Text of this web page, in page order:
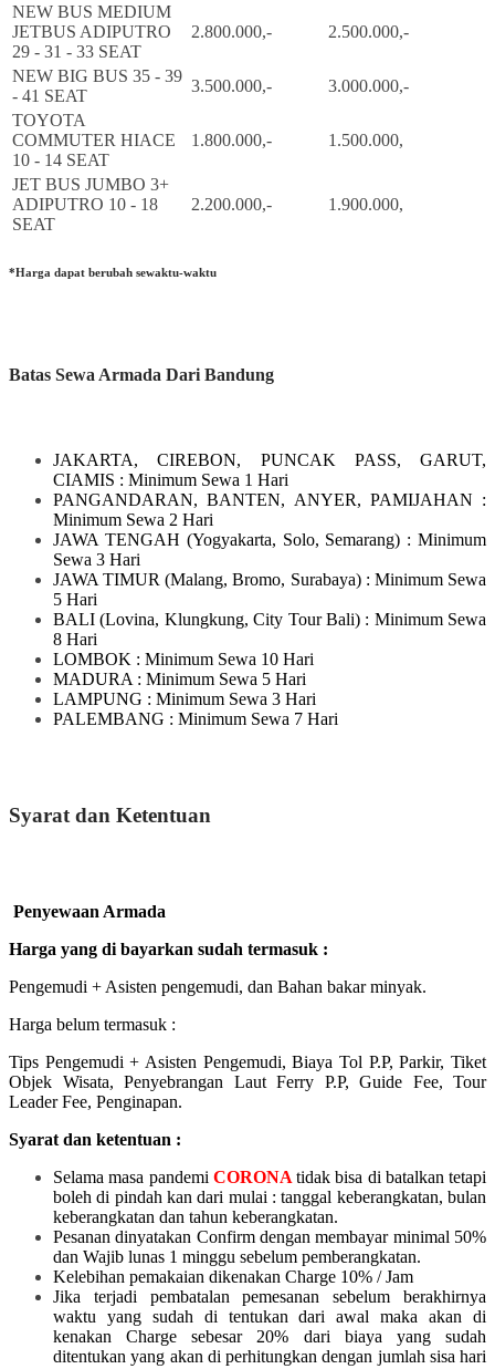
NEW BUS MEDIUM
JETBUS ADIPUTRO
29 - 31 - 33 SEAT
2.800.000,- 2.500.000,-
NEW BIG BUS 35 - 39
- 41 SEAT
3.500.000,-
3.000.000,-
TOYOTA
COMMUTER HIACE
10 - 14 SEAT
1.800.000,- 1.500.000,
JET BUS JUMBO 3+
ADIPUTRO 10 - 18
SEAT
2.200.000,- 1.900.000,
*Harga dapat berubah sewaktu-waktu
Batas Sewa Armada Dari Bandung
JAKARTA, CIREBON, PUNCAK PASS, GARUT,
CIAMIS : Minimum Sewa 1 Hari
PANGANDARAN, BANTEN, ANYER, PAMIJAHAN :
Minimum Sewa 2 Hari
JAWA TENGAH (Yogyakarta, Solo, Semarang) : Minimum
Sewa 3 Hari
JAWA TIMUR(Malang, Bromo, Surabaya) : Minimum Sewa
5 Hari
BALI (Lovina, Klungkung, City Tour Bali) : Minimum Sewa
8 Hari
LOMBOK : Minimum Sewa 10 Hari
MADURA : Minimum Sewa 5 Hari
LAMPUNG : Minimum Sewa 3 Hari
PALEMBANG : Minimum Sewa 7 Hari
Syarat dan Ketentuan
Penyewaan Armada
Harga yang di bayarkan sudah termasuk :
Pengemudi + Asisten pengemudi, dan Bahan bakar minyak.
Harga belum termasuk :
Tips Pengemudi + Asisten Pengemudi, Biaya Tol P.P, Parkir, Tiket
Objek Wisata, Penyebrangan Laut Ferry P.P, Guide Fee, Tour
Leader Fee, Penginapan.
Syarat dan ketentuan :
Selama masa pandemi CORONA tidak bisa di batalkan tetapi
boleh di pindah kan dari mulai :tanggal keberangkatan, bulan
keberangkatan dan tahun keberangkatan.
Pesanan dinyatakan Confirm dengan membayar minimal 50%
dan Wajib lunas 1 minggu sebelum pemberangkatan.
Kelebihan pemakaian dikenakan Charge 10% / Jam
Jika terjadi pembatalan pemesanan sebelum berakhirnya
waktu yang sudah di tentukan dari awal maka akan di
kenakan Charge sebesar 20% dari biaya yang sudah
ditentukan yang akan di perhitungkan dengan jumlah sisa hari